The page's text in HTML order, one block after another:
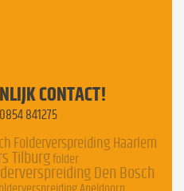
CONTACT!
0854 841275
Folderverspreiding Haarlem
Tilburgfolder
Den Bosch
Apeldoorn